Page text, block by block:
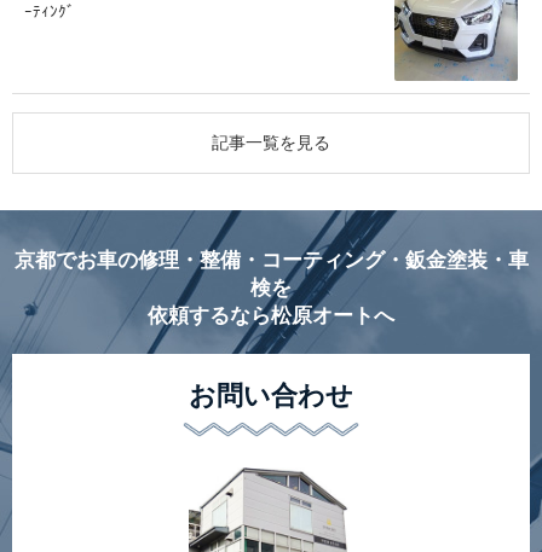
ｰﾃｨﾝｸﾞ
記事一覧を見る
京都でお車の修理・整備・コーティング・鈑金塗装・車
検を
依頼するなら松原オートへ
お問い合わせ